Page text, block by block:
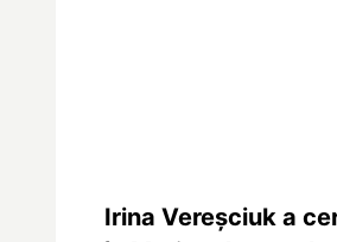
Irina Vereşciuk a